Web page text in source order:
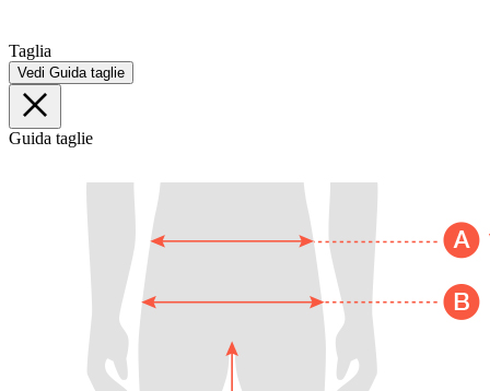
Taglia
Vedi Guida taglie
Guida taglie